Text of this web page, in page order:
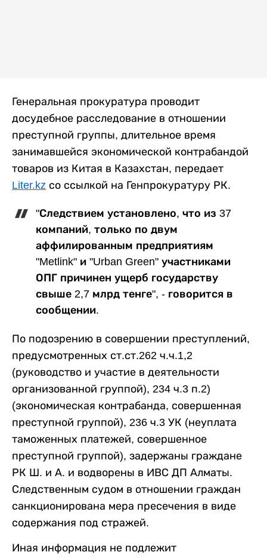
Генеральная прокуратура проводит
досудебное расследование в отношении
преступной группы, длительное время
занимавшейся экономической контрабандой
товаров из Китая в Казахстан, передает
Liter.kz со ссылкой на Генпрокуратуру РК.
"Следствием установлено, что из 37
компаний, только по двум
аффилированным предприятиям
"Metlink" и "Urban Green" участниками
ОПГ причинен ущерб государству
свыше 2,7 млрд тенге", - говорится в
сообщении.
По подозрению в совершении преступлений,
предусмотренных ст.ст.262 ч.ч.1,2
(руководство и участие в деятельности
организованной группой), 234 ч.3 п.2)
(экономическая контрабанда, совершенная
преступной группой), 236 ч.3 УК (неуплата
таможенных платежей, совершенное
преступной группой), задержаны граждане
РК Ш. и А. и водворены в ИВС ДП Алматы.
Следственным судом в отношении граждан
санкционирована мера пресечения в виде
содержания под стражей.
Иная информация не подлежит